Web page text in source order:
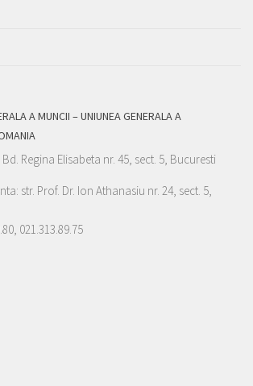
A MUNCII – UNIUNEA GENERALA A
Regina Elisabeta nr. 45, sect. 5, Bucuresti
str. Prof. Dr. Ion Athanasiu nr. 24, sect. 5,
021.313.89.75